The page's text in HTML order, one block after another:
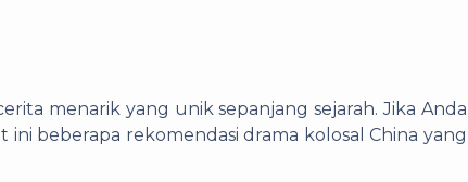
menarik yang unik sepanjang sejarah. Jika Anda
ini beberapa rekomendasi drama kolosal China yang